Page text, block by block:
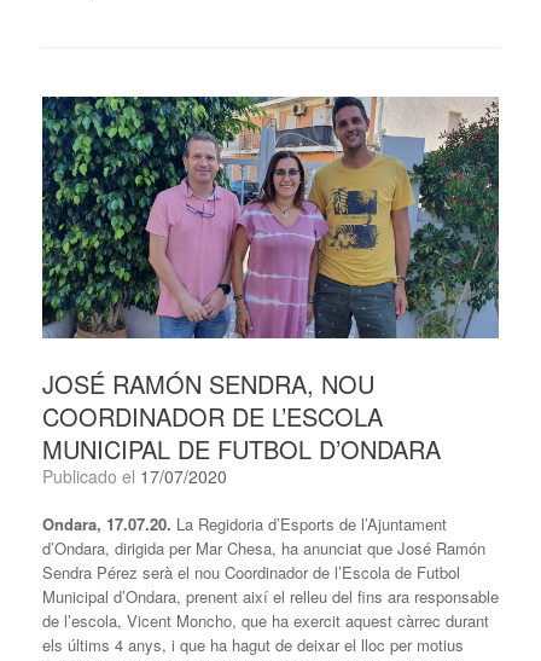
JOSÉ RAMÓN SENDRA, NOU
COORDINADOR DE L’ESCOLA
MUNICIPAL DE FUTBOL D’ONDARA
Publicado el 17/07/2020
Ondara, 17.07.20. La Regidoria d’Esports de l’Ajuntament
d’Ondara, dirigida per Mar Chesa, ha anunciat que José Ramón
Sendra Pérez serà el nou Coordinador de l’Escola de Futbol
Municipal d’Ondara, prenent així el relleu del fins ara responsable
de l’escola, Vicent Moncho, que ha exercit aquest càrrec durant
els últims 4 anys, i que ha hagut de deixar el lloc per motius